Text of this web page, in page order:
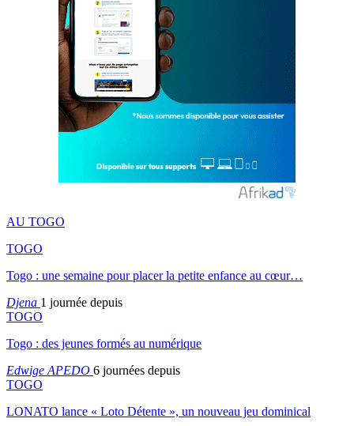
AU TOGO
TOGO
Togo : une semaine pour placer la petite enfance au cœur…
Djena 1 journée depuis
TOGO
Togo : des jeunes formés au numérique
Edwige APEDO 6 journées depuis
TOGO
LONATO lance « Loto Détente », un nouveau jeu dominical